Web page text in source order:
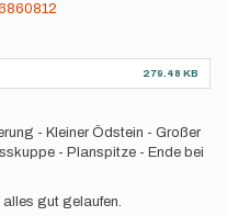
279.48 KB
- Kleiner Ödstein - Großer
- Planspitze - Ende bei
gut gelaufen.